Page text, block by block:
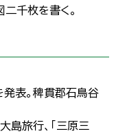
千枚を書く。
発表。稗貫郡石鳥谷
島旅行、「三原三